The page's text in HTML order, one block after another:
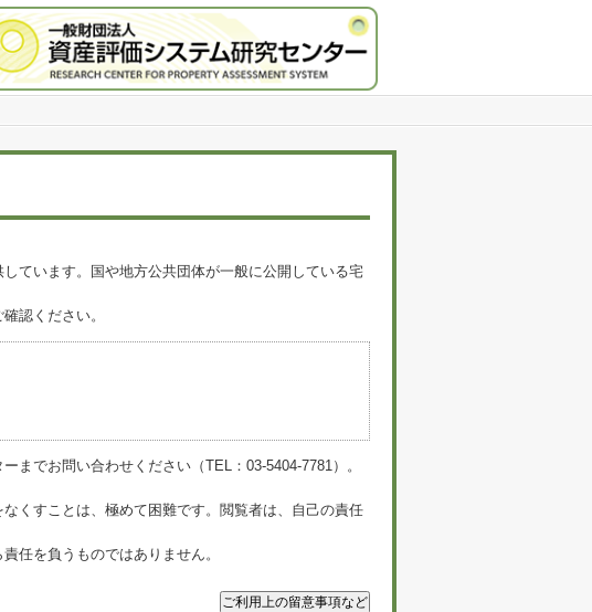
しています。国や地方公共団体が一般に公開している宅
認ください。
でお問い合わせください（TEL：03-5404-7781）。
くすことは、極めて困難です。閲覧者は、自己の責任
任を負うものではありません。